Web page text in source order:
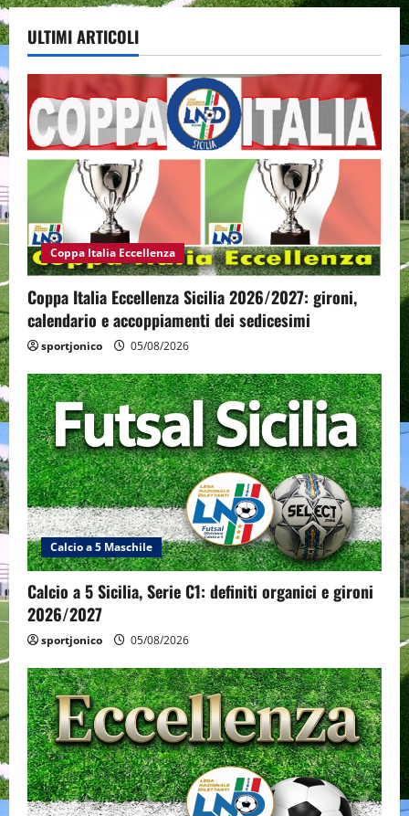
ULTIMI ARTICOLI
Coppa Italia Eccellenza
Coppa Italia Eccellenza Sicilia 2026/2027: gironi,
calendario e accoppiamenti dei sedicesimi
sportjonico 05/08/2026
Calcio a 5 Maschile
Calcio a 5 Sicilia, Serie C1: definiti organici e gironi
2026/2027
sportjonico 05/08/2026